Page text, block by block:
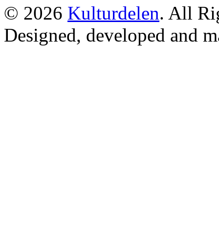
© 2026 Kulturdelen. All
Designed, developed and